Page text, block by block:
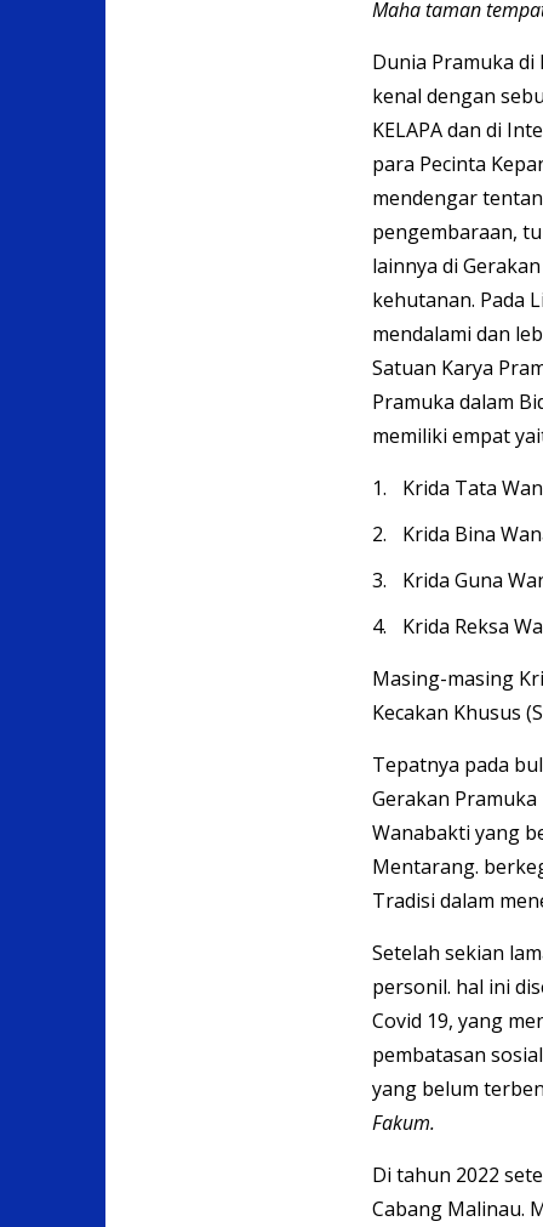
Maha taman
Dunia Pramuka
kenal dengan
KELAPA dan di
para Pecinta
mendengar
pengembaraan,
lainnya di
kehutanan. Pada
mendalami dan
Satuan Karya
Pramuka dalam
memiliki empat
Krida Tata
Krida Bina
Krida Guna
Krida Reksa
Masing-masing
Kecakan Khusus
Tepatnya pada
Gerakan
Wanabakti yang
Mentarang.
Tradisi dalam
Setelah sekian
personil. hal ini
Covid 19, yang
pembatasan
yang belum
Fakum.
Di tahun 2022
Cabang Malinau.